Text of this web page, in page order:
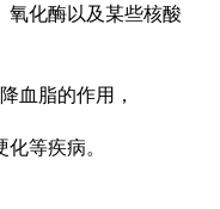
氧化酶以及某些核酸
血脂的作用，
等疾病。